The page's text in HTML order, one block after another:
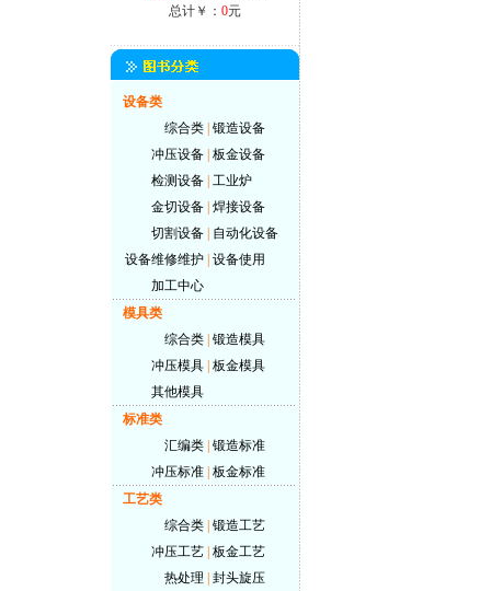
总计￥： 0元
设备类
综合类 锻造设备
冲压设备 板金设备
检测设备 工业炉
金切设备 焊接设备
切割设备
自动化设备
设备维修维护 设备使用
加工中心
模具类
综合类 锻造模具
冲压模具 板金模具
其他模具
标准类
汇编类 锻造标准
冲压标准 板金标准
工艺类
综合类 锻造工艺
冲压工艺 板金工艺
热处理
封头旋压